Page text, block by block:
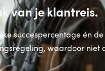
van je klantreis.
succespercentage én
waardoor